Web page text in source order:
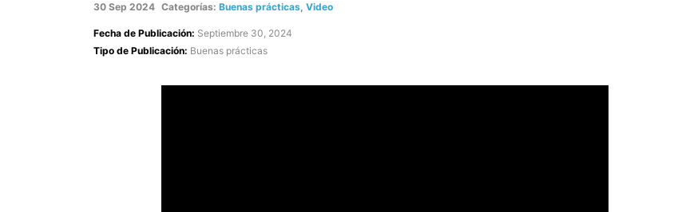
30 Sep 2024 Categorías: Buenas prácticas, Video
Fecha de Publicación: Septiembre 30, 2024
Tipo de Publicación: Buenas prácticas